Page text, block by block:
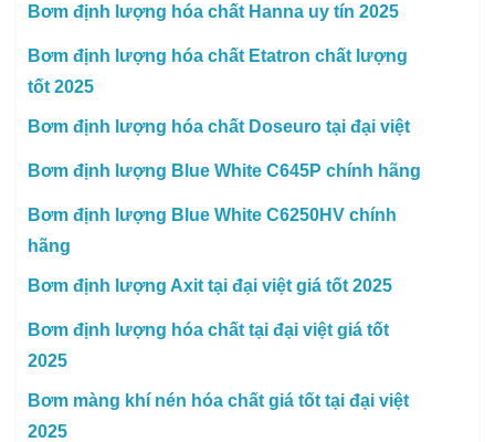
Bơm định lượng hóa chất Hanna uy tín 2025
Bơm định lượng hóa chất Etatron chất lượng
tốt 2025
Bơm định lượng hóa chất Doseuro tại đại việt
Bơm định lượng Blue White C645P chính hãng
Bơm định lượng Blue White C6250HV chính
hãng
Bơm định lượng Axit tại đại việt giá tốt 2025
Bơm định lượng hóa chất tại đại việt giá tốt
2025
Bơm màng khí nén hóa chất giá tốt tại đại việt
2025